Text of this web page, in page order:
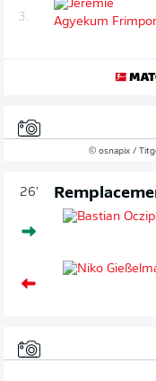
3.
© osnapix /
26'